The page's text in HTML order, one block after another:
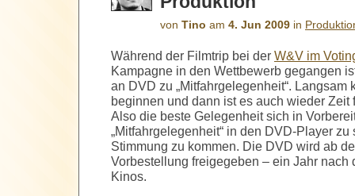
von Tino am 4. Jun 2009 in
Während der Filmtrip bei der W&V im
Kampagne in den Wettbewerb gegangen
an DVD zu „Mitfahrgelegenheit“. Langsam
beginnen und dann ist es auch wieder Zeit
Also die beste Gelegenheit sich in
„Mitfahrgelegenheit“ in den DVD-Player
Stimmung zu kommen. Die DVD wird ab
Vorbestellung freigegeben – ein Jahr nach
Kinos.